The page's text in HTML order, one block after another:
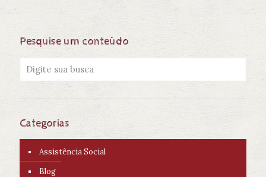
Pesquise um conteúdo
Categorias
Assistência Social
Blog